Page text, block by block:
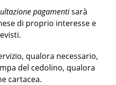
pagamentisarà
di proprio interesse e
qualora necessario,
del cedolino, qualora
cartacea.